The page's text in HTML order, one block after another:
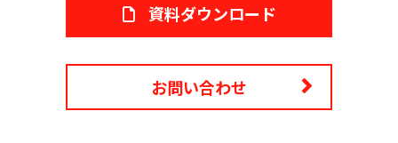
資料ダウンロード
お問い合わせ